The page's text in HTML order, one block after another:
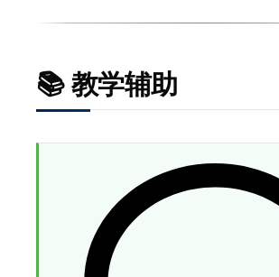
📚 教学辅助